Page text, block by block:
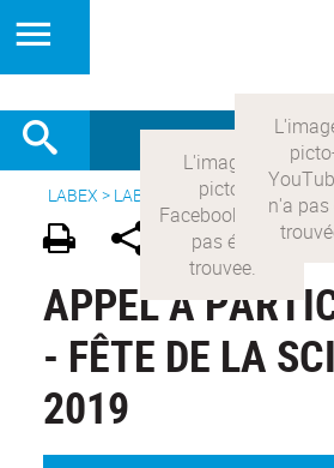
LABEX > LABEX COMOD> Version
APPEL À
- FÊTE DE LA
2019